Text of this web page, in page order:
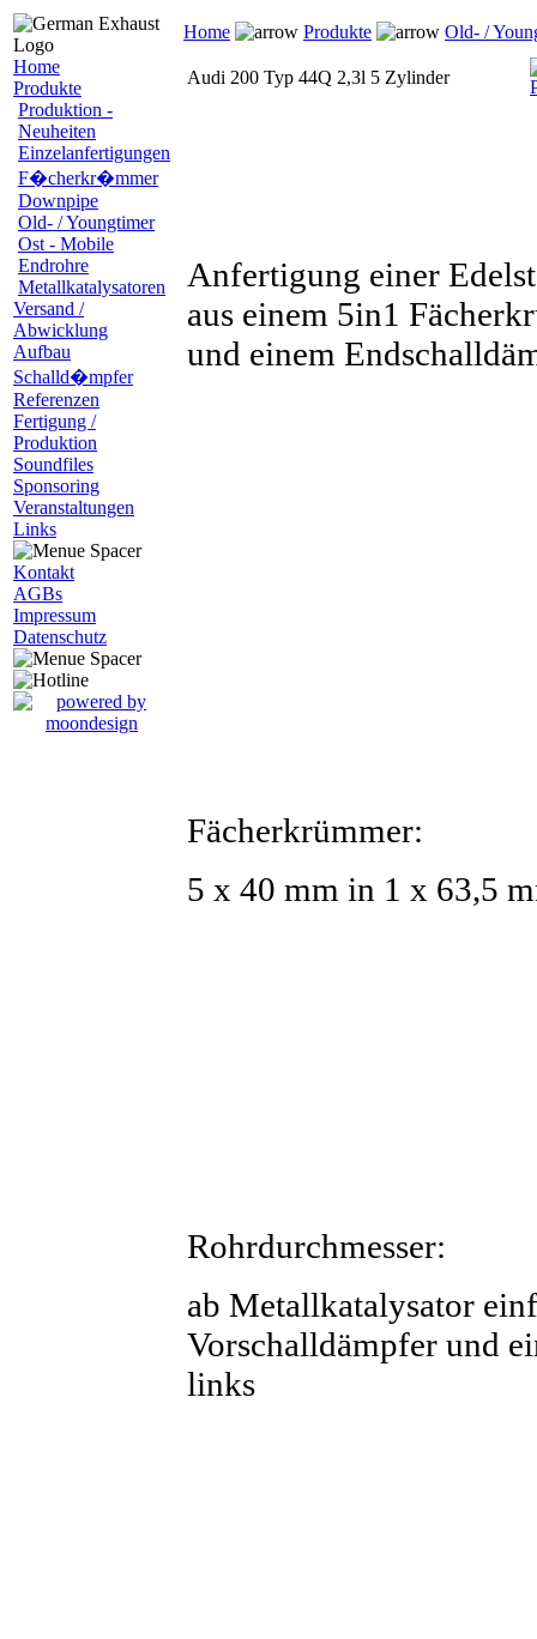
Home
Produkte
Produktion -
Neuheiten
Einzelanfertigungen
F�cherkr�mmer
Downpipe
Old- / Youngtimer
Ost - Mobile
Endrohre
Metallkatalysatoren
Versand /
Abwicklung
Aufbau
Schalld�mpfer
Referenzen
Fertigung /
Produktion
Soundfiles
Sponsoring
Veranstaltungen
Links
Kontakt
AGBs
Impressum
Datenschutz
Home Produkte Old- /
Audi 200 Typ 44Q 2,3l 5 Zylinder
Anfertigung einer
aus einem 5in1
und einem
Fächerkrümmer:
5 x 40 mm in 1 x 63,5
Rohrdurchmesser:
ab Metallkatalysator
Vorschalldämpfer und
links